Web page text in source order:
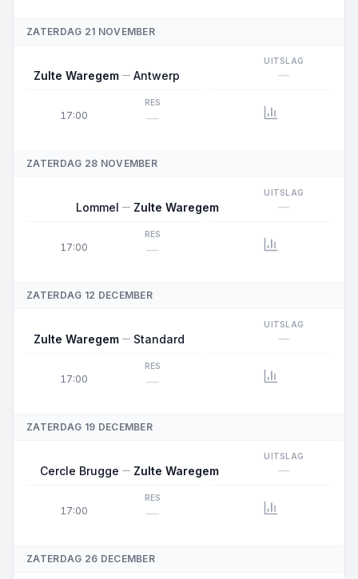
ZATERDAG 21 NOVEMBER
17:00
Zulte Waregem Antwerp
UITSLAG
—
RES
—
ZATERDAG 28 NOVEMBER
17:00
Lommel Zulte Waregem
UITSLAG
—
RES
—
ZATERDAG 12 DECEMBER
17:00
Zulte Waregem Standard
UITSLAG
—
RES
—
ZATERDAG 19 DECEMBER
17:00
Cercle Brugge Zulte Waregem
UITSLAG
—
RES
—
ZATERDAG 26 DECEMBER